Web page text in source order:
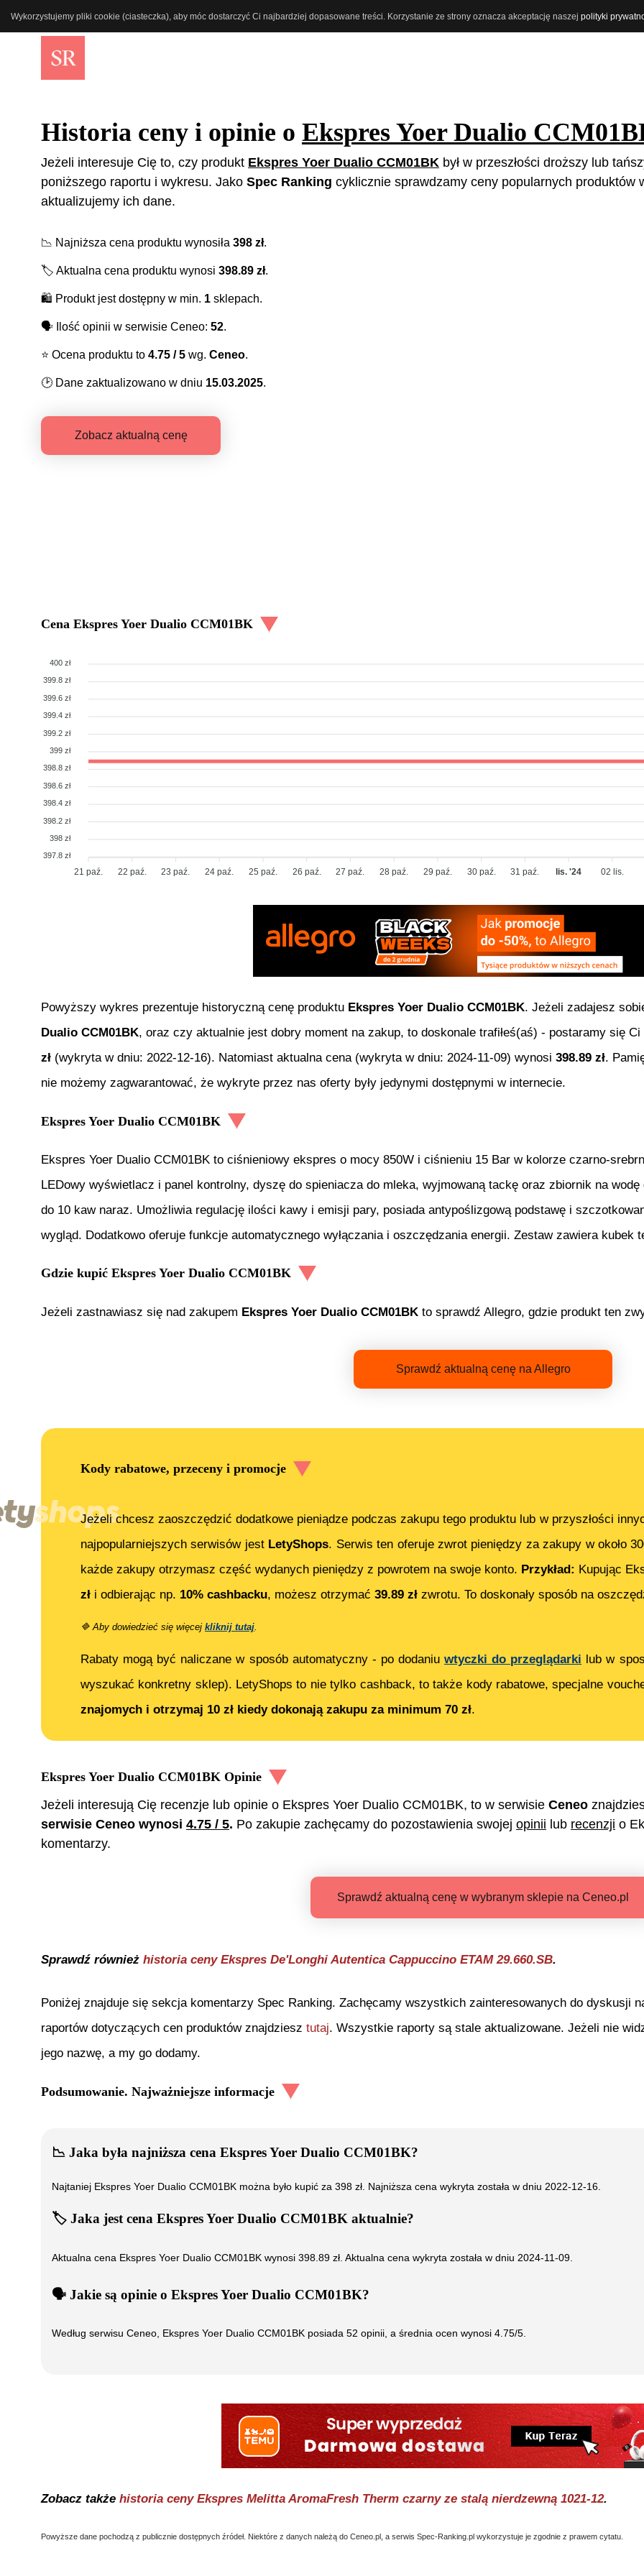
Wykorzystujemy pliki cookie (ciasteczka), aby móc dostarczyć Ci najbardziej dopasowane treści. Korzystanie ze strony oznacza akceptację naszej polityki
Historia ceny i opinie o Ekspres Yoer Dualio
Jeżeli interesuje Cię to, czy produkt Ekspres Yoer Dualio CCM01BK był w przeszłości droższy lub
poniższego raportu i wykresu. Jako Spec Ranking cyklicznie sprawdzamy ceny popularnych produktów
aktualizujemy ich dane.
📉 Najniższa cena produktu wynosiła 398 zł.
🏷️ Aktualna cena produktu wynosi 398.89 zł.
🛍️ Produkt jest dostępny w min. 1 sklepach.
🗣️ Ilość opinii w serwisie Ceneo: 52.
⭐️ Ocena produktu to 4.75 / 5 wg. Ceneo.
🕑 Dane zaktualizowano w dniu 15.03.2025.
Zobacz aktualną cenę
Cena Ekspres Yoer Dualio CCM01BK
400 zł
399.8 zł
399.6 zł
399.4 zł
399.2 zł
399 zł
398.8 zł
398.6 zł
398.4 zł
398.2 zł
398 zł
397.8 zł
21 paź. 22 paź. 23 paź. 24 paź. 25 paź. 26 paź. 27 paź. 28 paź. 29 paź. 30 paź. 31 paź. lis. '24 02 lis.
Powyższy wykres prezentuje historyczną cenę produktu Ekspres Yoer Dualio CCM01BK. Jeżeli zadajesz
Dualio CCM01BK, oraz czy aktualnie jest dobry moment na zakup, to doskonale trafiłeś(aś) - postaramy się
zł (wykryta w dniu: 2022-12-16). Natomiast aktualna cena (wykryta w dniu: 2024-11-09) wynosi 398.89 zł.
nie możemy zagwarantować, że wykryte przez nas oferty były jedynymi dostępnymi w internecie.
Ekspres Yoer Dualio CCM01BK
Ekspres Yoer Dualio CCM01BK to ciśnieniowy ekspres o mocy 850W i ciśnieniu 15 Bar w kolorze czarno-
LEDowy wyświetlacz i panel kontrolny, dyszę do spieniacza do mleka, wyjmowaną tackę oraz zbiornik na
do 10 kaw naraz. Umożliwia regulację ilości kawy i emisji pary, posiada antypoślizgową podstawę i
wygląd. Dodatkowo oferuje funkcje automatycznego wyłączania i oszczędzania energii. Zestaw zawiera kubek
Gdzie kupić Ekspres Yoer Dualio CCM01BK
Jeżeli zastnawiasz się nad zakupem Ekspres Yoer Dualio CCM01BK to sprawdź Allegro, gdzie produkt ten
Sprawdź aktualną cenę na Allegro
Kody rabatowe, przeceny i promocje
Jeżeli chcesz zaoszczędzić dodatkowe pieniądze podczas zakupu tego produktu lub w przyszłości
najpopularniejszych serwisów jest LetyShops. Serwis ten oferuje zwrot pieniędzy za zakupy w około
każde zakupy otrzymasz część wydanych pieniędzy z powrotem na swoje konto. Przykład: Kupując
zł i odbierając np. 10% cashbacku, możesz otrzymać 39.89 zł zwrotu. To doskonały sposób na
🔷 Aby dowiedzieć się więcej kliknij tutaj
Rabaty mogą być naliczane w sposób automatyczny - po dodaniu wtyczki do przeglądarki lub w
wyszukać konkretny sklep). LetyShops to nie tylko cashback, to także kody rabatowe, specjalne
znajomych i otrzymaj 10 zł kiedy dokonają zakupu za minimum 70 zł.
Ekspres Yoer Dualio CCM01BK Opinie
Jeżeli interesują Cię recenzje lub opinie o Ekspres Yoer Dualio CCM01BK, to w serwisie Ceneo
serwisie Ceneo wynosi 4.75 / 5. Po zakupie zachęcamy do pozostawienia swojej opinii lub recenzji o
komentarzy.
Sprawdź aktualną cenę w wybranym sklepie na Ceneo.pl
Sprawdź również historia ceny Ekspres De'Longhi Autentica Cappuccino ETAM 29.660.SB.
Poniżej znajduje się sekcja komentarzy Spec Ranking. Zachęcamy wszystkich zainteresowanych do dyskusji
raportów dotyczących cen produktów znajdziesz tutaj. Wszystkie raporty są stale aktualizowane. Jeżeli nie
jego nazwę, a my go dodamy.
Podsumowanie. Najważniejsze informacje
📉 Jaka była najniższa cena Ekspres Yoer Dualio CCM01BK?
Najtaniej Ekspres Yoer Dualio CCM01BK można było kupić za 398 zł. Najniższa cena wykryta została w dniu 2022-12-16
🏷️ Jaka jest cena Ekspres Yoer Dualio CCM01BK aktualnie?
Aktualna cena Ekspres Yoer Dualio CCM01BK wynosi 398.89 zł. Aktualna cena wykryta została w dniu 2024-11-09
🗣️ ️ Jakie są opinie o Ekspres Yoer Dualio CCM01BK?
Według serwisu Ceneo, Ekspres Yoer Dualio CCM01BK posiada 52 opinii, a średnia ocen wynosi 4.75/5.
Zobacz także historia ceny Ekspres Melitta AromaFresh Therm czarny ze stalą nierdzewną 1021-12.
Powyższe dane pochodzą z publicznie dostępnych źródeł. Niektóre z danych należą do Ceneo.pl, a serwis Spec-Ranking.pl wykorzystuje je zgodnie z prawem cytatu.